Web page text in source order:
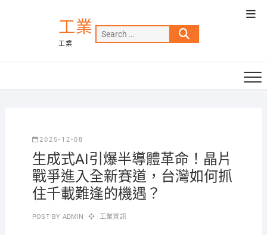
工業
工業
Search
…
2025-12-08
生成式AI引爆半導體革命！晶片
戰爭進入全新賽道，台灣如何抓
住千載難逢的機遇？
POST BY ADMIN 工業資訊